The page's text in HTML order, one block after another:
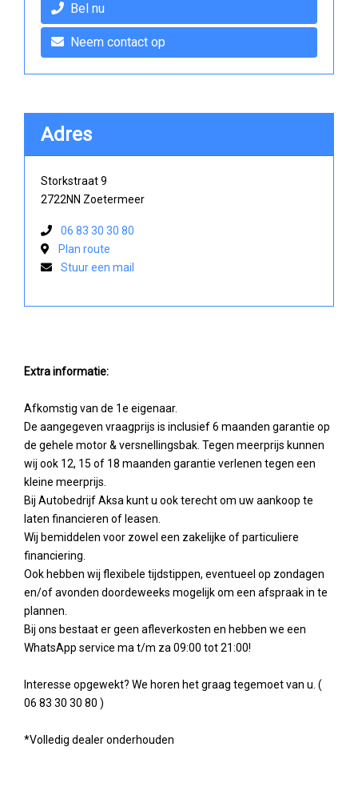
Extra informatie:
Afkomstig van de 1e eigenaar.
De aangegeven vraagprijs is inclusief 6 maanden garantie op
de gehele motor & versnellingsbak. Tegen meerprijs kunnen
wij ook 12, 15 of 18 maanden garantie verlenen tegen een
kleine meerprijs.
Bij Autobedrijf Aksa kunt u ook terecht om uw aankoop te
laten financieren of leasen.
Wij bemiddelen voor zowel een zakelijke of particuliere
financiering.
Ook hebben wij flexibele tijdstippen, eventueel op zondagen
en/of avonden doordeweeks mogelijk om een afspraak in te
plannen.
Bij ons bestaat er geen afleverkosten en hebben we een
WhatsApp service ma t/m za 09:00 tot 21:00!
Interesse opgewekt? We horen het graag tegemoet van u. (
06 83 30 30 80 )
*Volledig dealer onderhouden
Bel nu
Neem contact op
Adres
Storkstraat 9
2722NN Zoetermeer
06 83 30 30 80
Plan route
Stuur een mail